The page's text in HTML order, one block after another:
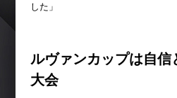
した」
ルヴァンカップは自信
大会